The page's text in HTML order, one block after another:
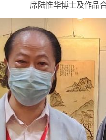
席陆惟华博士及作品